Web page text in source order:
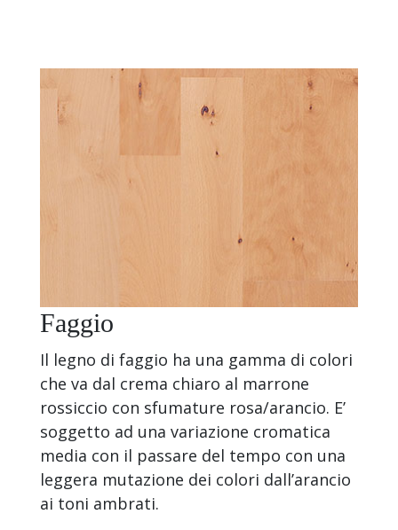
Faggio
Il legno di faggio ha una gamma di colori
che va dal crema chiaro al marrone
rossiccio con sfumature rosa/arancio. E’
soggetto ad una variazione cromatica
media con il passare del tempo con una
leggera mutazione dei colori dall’arancio
ai toni ambrati.